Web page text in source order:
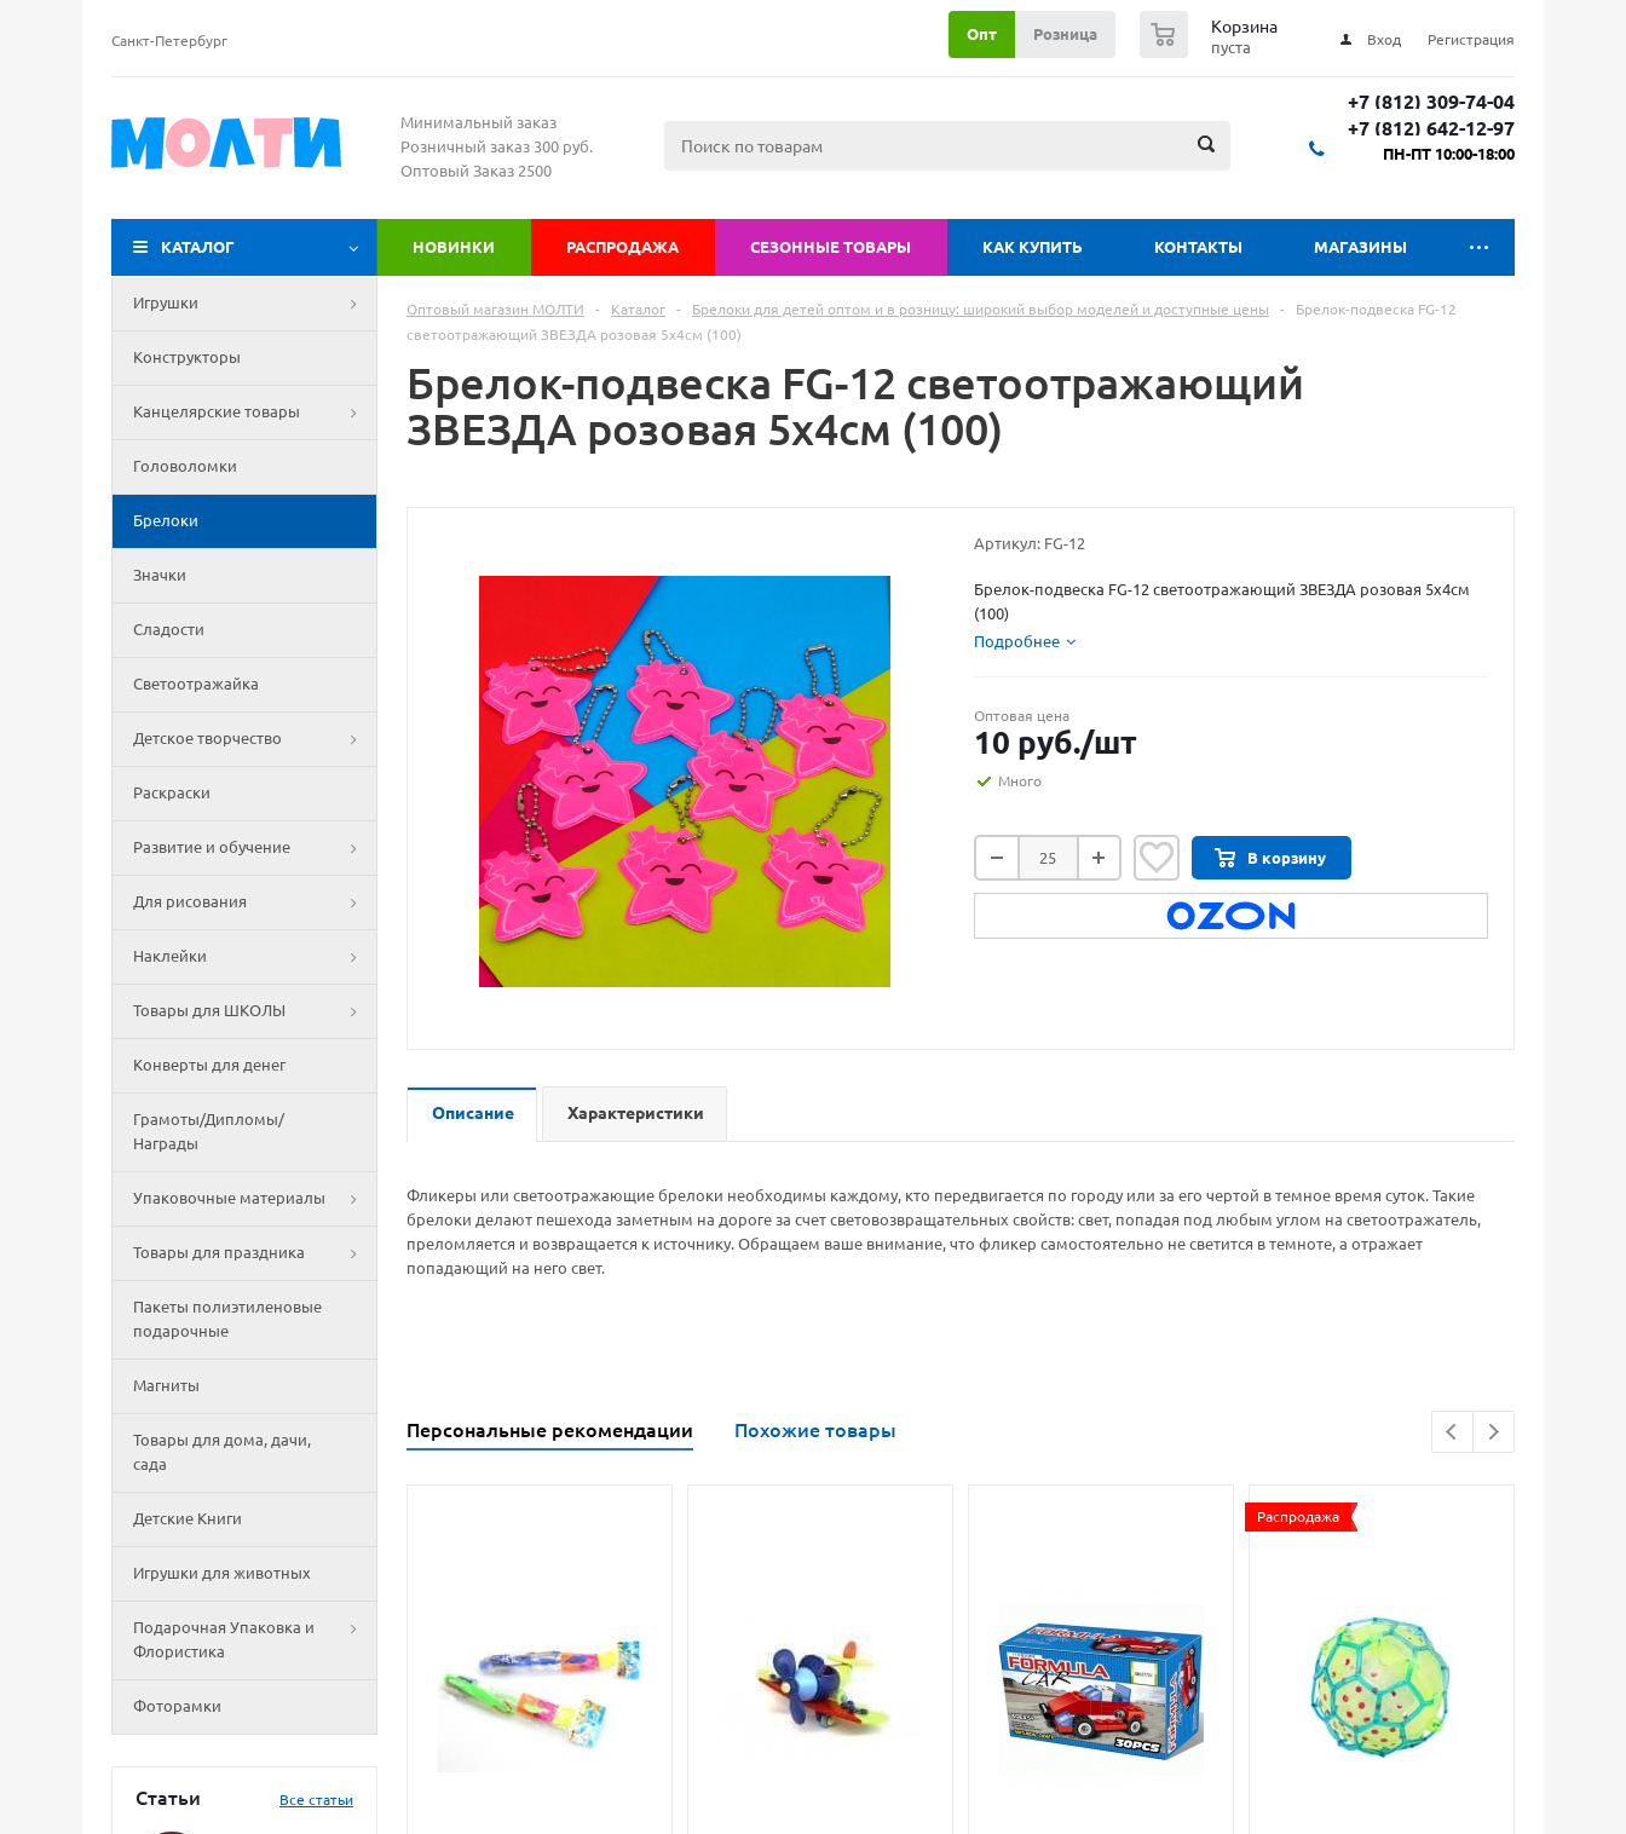
Санкт-Петербург Вход Регистрация
Корзина
пуста
Опт Розница
Минимальный заказ
Розничный заказ 300 руб.
Оптовый Заказ 2500
+7 (812) 309-74-04
+7 (812) 642-12-97
ПН-ПТ 10:00-18:00
КАТАЛОГ НОВИНКИ РАСПРОДАЖА СЕЗОННЫЕ ТОВАРЫ КАК КУПИТЬ КОНТАКТЫ МАГАЗИНЫ
Игрушки
Конструкторы
Канцелярские товары
Головоломки
Брелоки
Значки
Сладости
Светоотражайка
Детское творчество
Раскраски
Развитие и обучение
Для рисования
Наклейки
Товары для ШКОЛЫ
Конверты для денег
Грамоты/Дипломы/
Награды
Упаковочные материалы
Товары для праздника
Пакеты полиэтиленовые
подарочные
Магниты
Товары для дома, дачи,
сада
Детские Книги
Игрушки для животных
Подарочная Упаковка и
Флористика
Фоторамки
Статьи Все статьи
Оптовый магазин МОЛТИ - Каталог - Брелоки для детей оптом и в розницу: широкий выбор моделей и доступные цены -
Брелок-подвеска FG-12
светоотражающий ЗВЕЗДА розовая 5х4см (100)
Брелок-подвеска FG-12 светоотражающий
ЗВЕЗДА розовая 5х4см (100)
Артикул: FG-12
Брелок-подвеска FG-12 светоотражающий ЗВЕЗДА розовая 5х4см
(100)
Подробнее
Оптовая цена
10 руб./шт
Много
В корзину
Описание Характеристики
Фликеры или светоотражающие брелоки необходимы каждому, кто передвигается по городу или за его чертой в темное время суток. Такие
брелоки делают пешехода заметным на дороге за счет световозвращательных свойств: свет, попадая под любым углом на светоотражатель,
преломляется и возвращается к источнику. Обращаем ваше внимание, что фликер самостоятельно не светится в темноте, а отражает
попадающий на него свет.
Персональные рекомендации Похожие товары
Распродажа